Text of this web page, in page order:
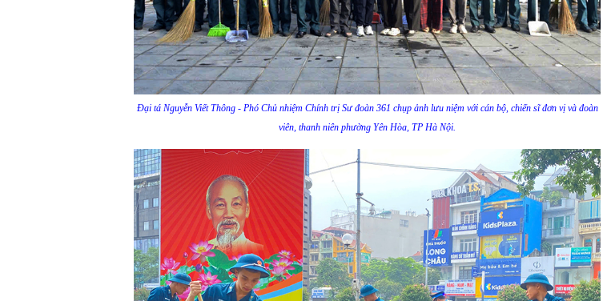
Đại tá Nguyễn Viết Thông - Phó Chủ nhiệm Chính trị Sư đoàn 361 chụp ảnh lưu niệm với cán bộ, chiến sĩ đơn vị và đoàn
viên, thanh niên phường Yên Hòa, TP Hà Nội.